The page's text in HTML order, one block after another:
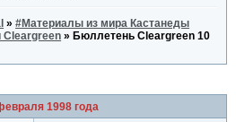
»#Материалы из мира Кастанеды
Cleargreen » Бюллетень Cleargreen 10
1998 года